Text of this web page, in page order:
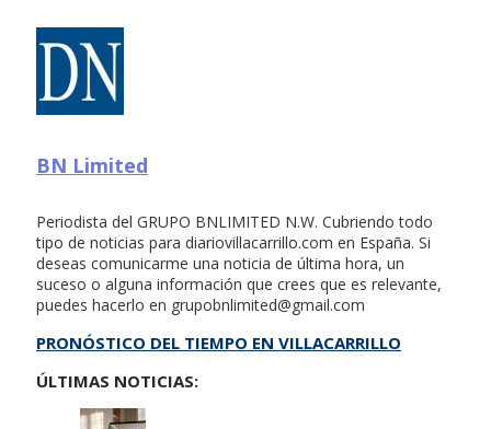
BN Limited
Periodista del GRUPO BNLIMITED N.W. Cubriendo todo
tipo de noticias para diariovillacarrillo.com en España. Si
deseas comunicarme una noticia de última hora, un
suceso o alguna información que crees que es relevante,
puedes hacerlo en grupobnlimited@gmail.com
PRONÓSTICO DEL TIEMPO EN VILLACARRILLO
ÚLTIMAS NOTICIAS: